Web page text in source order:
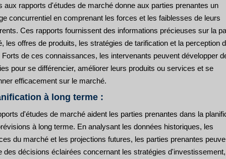
aux rapports d'études de marché donne aux parties prenantes un
concurrentiel en comprenant les forces et les faiblesses de leurs
Ces rapports fournissent des informations précieuses sur la
les offres de produits, les stratégies de tarification et la perception
Forts de ces connaissances, les intervenants peuvent développer
pour se différencier, améliorer leurs produits ou services et se
efficacement sur le marché.
à long terme :
d'études de marché aident les parties prenantes dans la
à long terme. En analysant les données historiques, les
du marché et les projections futures, les parties prenantes
des décisions éclairées concernant les stratégies d'investissement,